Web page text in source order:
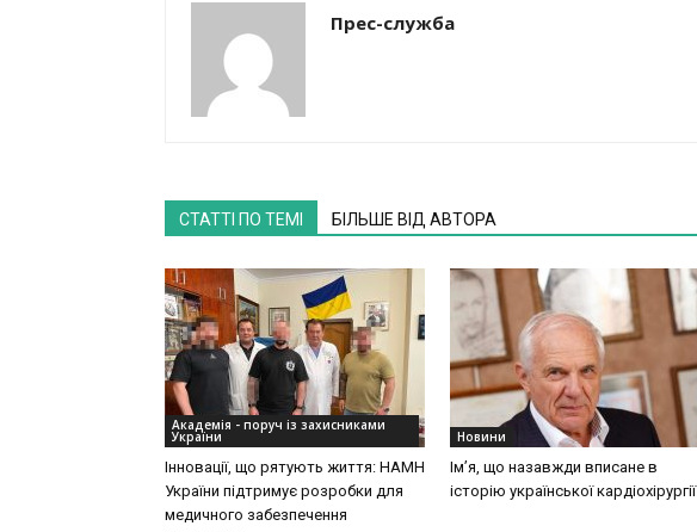
Прес-служба
СТАТТІ ПО ТЕМІ БІЛЬШЕ ВІД АВТОРА
Академія - поруч із захисниками
України
Інновації, що рятують життя: НАМН
України підтримує розробки для
медичного забезпечення
Новини
Ім’я, що назавжди вписане в
історію української кардіохірургії